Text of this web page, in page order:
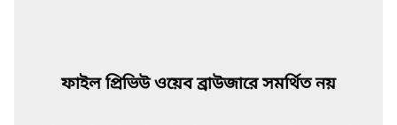
ফাইল প্রিভিউ ওয়েব ব্রাউজারে সমর্থিত নয়